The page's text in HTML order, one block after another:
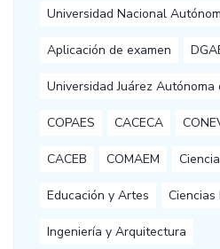
Universidad Nacional
Aplicación de examen
Universidad Juárez Autónoma
COPAES CACECA
CACEB COMAEM
Educación y Artes Ciencias
Ingeniería y Arquitectura